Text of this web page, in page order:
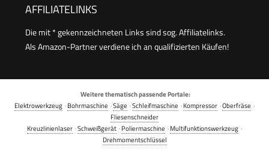
AFFILIATELINKS
Die mit * gekennzeichneten Links sind sog. Affiliatelinks.
Als Amazon-Partner verdiene ich an qualifizierten Käufen!
Weitere thematisch passende Portale:
Elektrowerkzeug ·Bohrmaschine ·Säge ·Schleifmaschine ·Kompressor ·Oberfräse ·
Fliesenschneider
Kreuzlinienlaser ·Schweißgerät ·Poliermaschine ·Multifunktionswerkzeug ·
Drehmomentschlüssel